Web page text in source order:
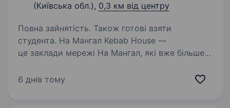
(Київська обл.), 0,3 км від центру
Повна зайнятість. Також готові взяти
студента. На Мангал Kebab House —
це заклади мережі На Мангал, які вже більше
Запрошуємо до себе в команду КУХАРЯ
6 днів тому